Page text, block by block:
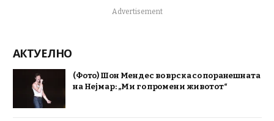
Advertisement
АКТУЕЛНО
(Фото) Шон Мендес во врска со поранешната
на Нејмар: „Ми го промени животот“